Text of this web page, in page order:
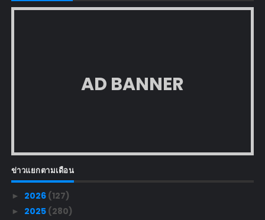
AD BANNER
ข่าวแยกตามเดือน
► 2026 (127)
► 2025 (280)